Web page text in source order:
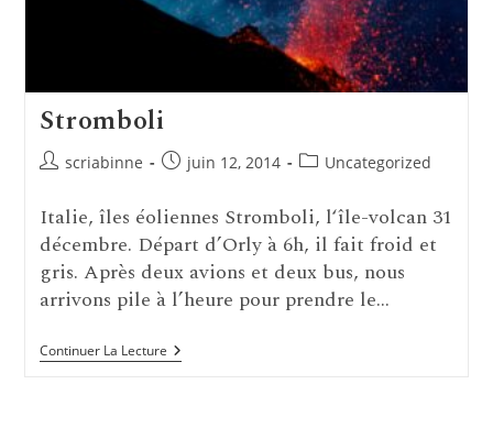
Stromboli
Auteur/autrice
la
publication :
scriabinne
Publication
juin 12, 2014
PostUncategorized
Italie, îles éoliennes Stromboli, l‘île-volcan 31
décembre. Départ d’Orly à 6h, il fait froid et
gris. Après deux avions et deux bus, nous
arrivons pile à l’heure pour prendre le…
Continuer La LectureStromboli